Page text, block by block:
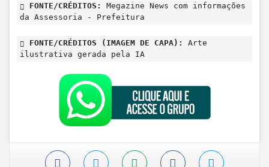
FONTE/CRÉDITOS:
Megazine News com informações
da Assessoria - Prefeitura
FONTE/CRÉDITOS (IMAGEM DE CAPA):
Arte
ilustrativa gerada pela IA